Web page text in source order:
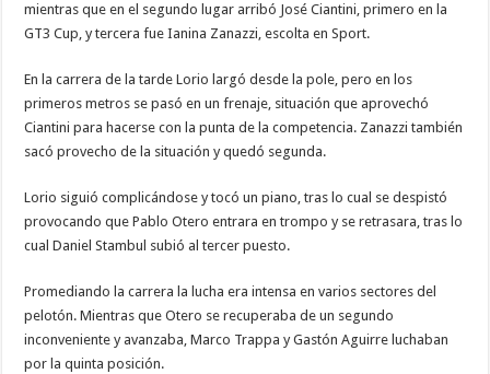
mientras que en el segundo lugar arribó José Ciantini, primero en la
GT3 Cup, y tercera fue Ianina Zanazzi, escolta en Sport.
En la carrera de la tarde Lorio largó desde la pole, pero en los
primeros metros se pasó en un frenaje, situación que aprovechó
Ciantini para hacerse con la punta de la competencia. Zanazzi también
sacó provecho de la situación y quedó segunda.
Lorio siguió complicándose y tocó un piano, tras lo cual se despistó
provocando que Pablo Otero entrara en trompo y se retrasara, tras lo
cual Daniel Stambul subió al tercer puesto.
Promediando la carrera la lucha era intensa en varios sectores del
pelotón. Mientras que Otero se recuperaba de un segundo
inconveniente y avanzaba, Marco Trappa y Gastón Aguirre luchaban
por la quinta posición.